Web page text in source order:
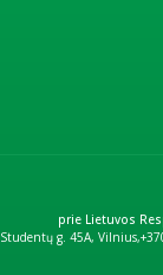
prie Lietuvos
Studentų g. 45A, Vilnius